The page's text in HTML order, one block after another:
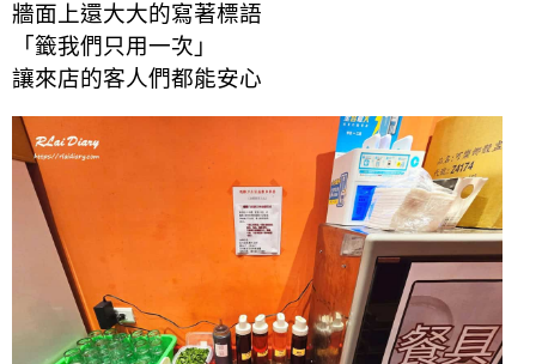
牆面上還大大的寫著標語
「籤我們只用一次」
讓來店的客人們都能安心